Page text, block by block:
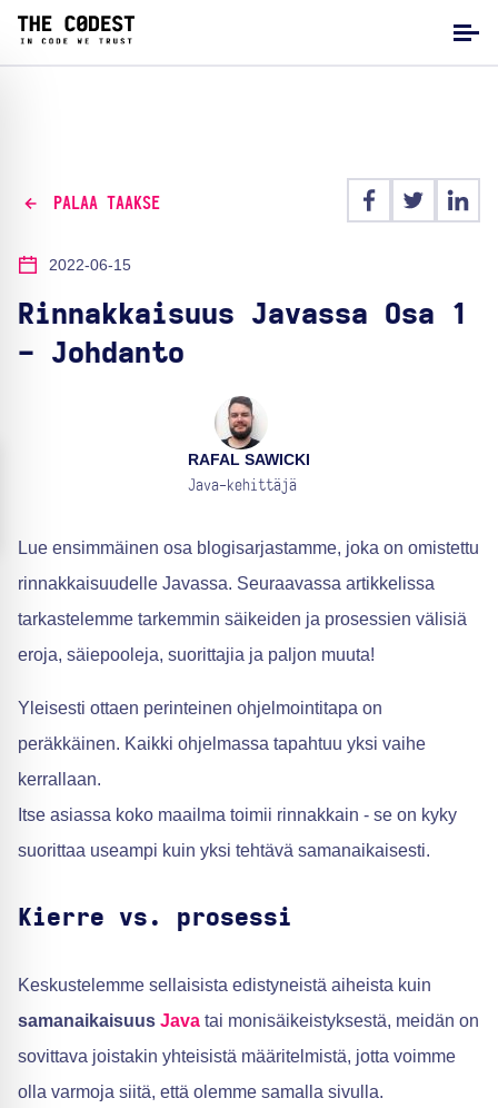
PALAA TAAKSE
2022-06-15
Rinnakkaisuus Javassa Osa 1
- Johdanto
RAFAL SAWICKI
Java-kehittäjä
Lue ensimmäinen osa blogisarjastamme, joka on omistettu
rinnakkaisuudelle Javassa. Seuraavassa artikkelissa
tarkastelemme tarkemmin säikeiden ja prosessien välisiä
eroja, säiepooleja, suorittajia ja paljon muuta!
Yleisesti ottaen perinteinen ohjelmointitapa on
peräkkäinen. Kaikki ohjelmassa tapahtuu yksi vaihe
kerrallaan.
Itse asiassa koko maailma toimii rinnakkain - se on kyky
suorittaa useampi kuin yksi tehtävä samanaikaisesti.
Kierre vs. prosessi
Keskustelemme sellaisista edistyneistä aiheista kuin
samanaikaisuus Java tai monisäikeistyksestä, meidän on
sovittava joistakin yhteisistä määritelmistä, jotta voimme
olla varmoja siitä, että olemme samalla sivulla.